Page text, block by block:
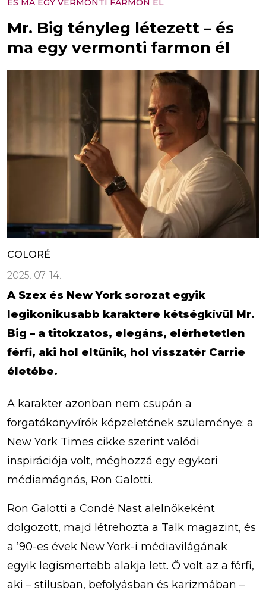
ÉS MA EGY VERMONTI FARMON ÉL
Mr. Big tényleg létezett – és
ma egy vermonti farmon él
COLORÉ
2025. 07. 14.
A Szex és New York sorozat egyik
legikonikusabb karaktere kétségkívül Mr.
Big – a titokzatos, elegáns, elérhetetlen
férfi, aki hol eltűnik, hol visszatér Carrie
életébe.
A karakter azonban nem csupán a
forgatókönyvírók képzeletének szüleménye: a
New York Times cikke szerint valódi
inspirációja volt, méghozzá egy egykori
médiamágnás, Ron Galotti.
Ron Galotti a Condé Nast alelnökeként
dolgozott, majd létrehozta a Talk magazint, és
a ’90-es évek New York-i médiavilágának
egyik legismertebb alakja lett. Ő volt az a férfi,
aki – stílusban, befolyásban és karizmában –